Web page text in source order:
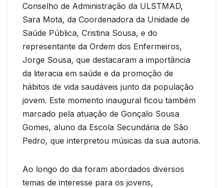
Conselho de Administração da ULSTMAD,
Sara Mota, da Coordenadora da Unidade de
Saúde Pública, Cristina Sousa, e do
representante da Ordem dos Enfermeiros,
Jorge Sousa, que destacaram a importância
da literacia em saúde e da promoção de
hábitos de vida saudáveis junto da população
jovem. Este momento inaugural ficou também
marcado pela atuação de Gonçalo Sousa
Gomes, aluno da Escola Secundária de São
Pedro, que interpretou músicas da sua autoria.
Ao longo do dia foram abordados diversos
temas de interesse para os jovens,